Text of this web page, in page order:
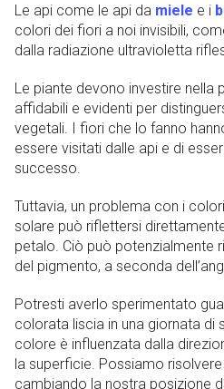
Le api come le api da miele e i
colori dei fiori a noi invisibili,
dalla radiazione ultravioletta
Le piante devono investire nella
affidabili e evidenti per
vegetali. I fiori che lo fanno
essere visitati dalle api e di
successo.
Tuttavia, un problema con i
solare può riflettersi
petalo. Ciò può potenzialmente
del pigmento, a seconda
Potresti averlo sperimentato
colorata liscia in una giornata di
colore è influenzata dalla
la superficie. Possiamo
cambiando la nostra posizione